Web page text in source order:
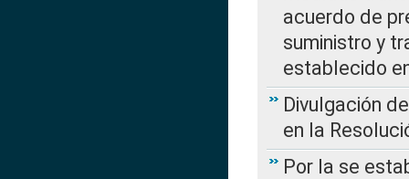
acuerdo de
suministro y
establecido
Divulgación
en la
Por la se